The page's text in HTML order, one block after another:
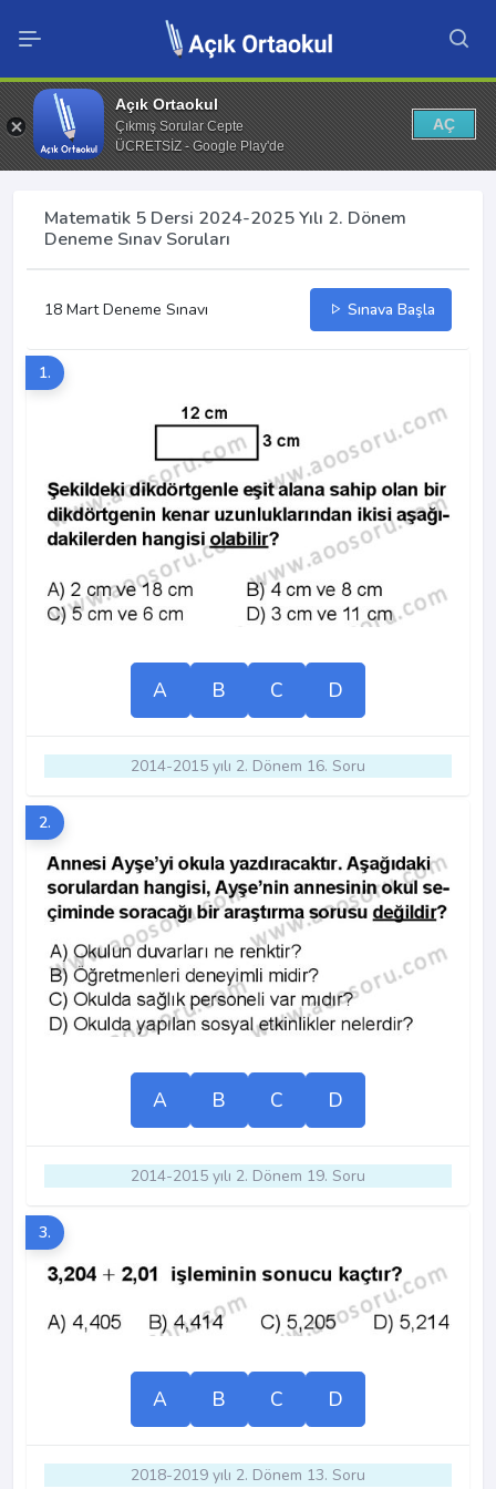
Açık Ortaokul
Çıkmış Sorular Cepte
ÜCRETSİZ - Google Play'de
AÇ
Matematik 5 Dersi 2024-2025 Yılı 2. Dönem
Deneme Sınav Soruları
18 Mart Deneme Sınavı Sınava Başla
1.
A B C D
2014-2015 yılı 2. Dönem 16. Soru
2.
A B C D
2014-2015 yılı 2. Dönem 19. Soru
3.
A B C D
2018-2019 yılı 2. Dönem 13. Soru